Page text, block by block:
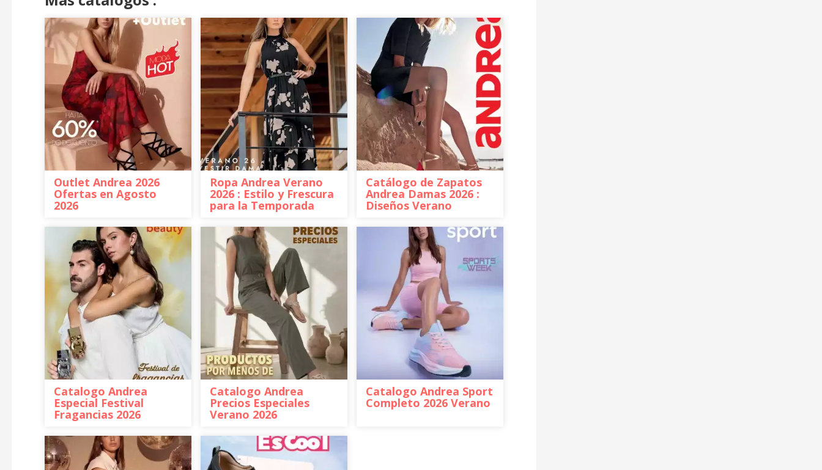
Outlet Andrea 2026
Ofertas en Agosto
2026
Ropa Andrea Verano
2026 : Estilo y Frescura
para la Temporada
Catálogo de Zapatos
Andrea Damas 2026 :
Diseños Verano
Catalogo Andrea
Especial Festival
Fragancias 2026
Catalogo Andrea
Precios Especiales
Verano 2026
Catalogo Andrea Sport
Completo 2026 Verano